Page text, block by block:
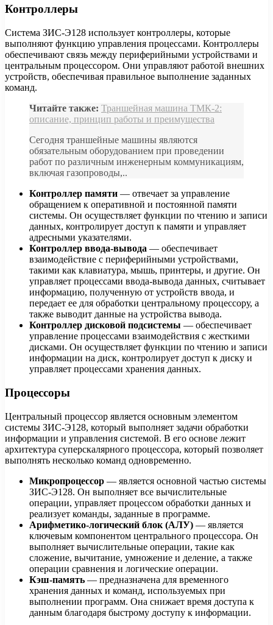
Контроллеры
Система ЗИС-Э128 использует контроллеры, которые
выполняют функцию управления процессами. Контроллеры
обеспечивают связь между периферийными устройствами и
центральным процессором. Они управляют работой внешних
устройств, обеспечивая правильное выполнение заданных
команд.
Читайте также: Траншейная машина ТМК-2:
описание, принцип работы и преимущества
Сегодня траншейные машины являются
обязательным оборудованием при проведении
работ по различным инженерным коммуникациям,
включая газопроводы,..
Контроллер памяти — отвечает за управление
обращением к оперативной и постоянной памяти
системы. Он осуществляет функции по чтению и записи
данных, контролирует доступ к памяти и управляет
адресными указателями.
Контроллер ввода-вывода — обеспечивает
взаимодействие с периферийными устройствами,
такими как клавиатура, мышь, принтеры, и другие. Он
управляет процессами ввода-вывода данных, считывает
информацию, полученную от устройств ввода, и
передает ее для обработки центральному процессору, а
также выводит данные на устройства вывода.
Контроллер дисковой подсистемы — обеспечивает
управление процессами взаимодействия с жесткими
дисками. Он осуществляет функции по чтению и записи
информации на диск, контролирует доступ к диску и
управляет процессами хранения данных.
Процессоры
Центральный процессор является основным элементом
системы ЗИС-Э128, который выполняет задачи обработки
информации и управления системой. В его основе лежит
архитектура суперскалярного процессора, который позволяет
выполнять несколько команд одновременно.
Микропроцессор — является основной частью системы
ЗИС-Э128. Он выполняет все вычислительные
операции, управляет процессом обработки данных и
реализует команды, заданные в программе.
Арифметико-логический блок (АЛУ) — является
ключевым компонентом центрального процессора. Он
выполняет вычислительные операции, такие как
сложение, вычитание, умножение и деление, а также
операции сравнения и логические операции.
Кэш-память — предназначена для временного
хранения данных и команд, используемых при
выполнении программ. Она снижает время доступа к
данным благодаря быстрому доступу к информации.